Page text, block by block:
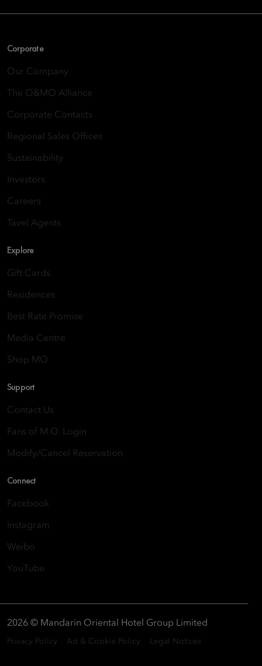
Corporate
Our Company
The O&MO Alliance
Corporate Contacts
Regional Sales Offices
Sustainability
Investors
Careers
Tavel Agents
Explore
Gift Cards
Residences
Best Rate Promise
Media Centre
Shop MO
Support
Contact Us
Fans of M.O. Login
Modify/Cancel Reservation
Connect
Facebook
Instagram
Weibo
YouTube
2026 © Mandarin Oriental Hotel Group Limited
Privacy Policy Ad & Cookie Policy Legal Notices